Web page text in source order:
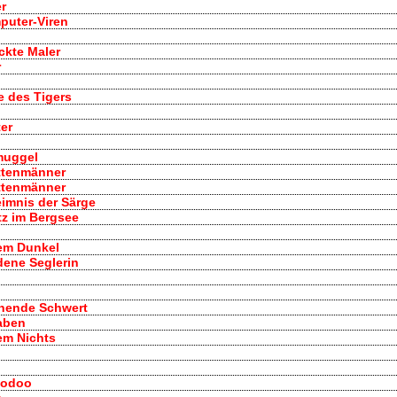
Viren
Maler
des Tigers
der Särge
im Bergsee
Dunkel
Seglerin
Schwert
Nichts